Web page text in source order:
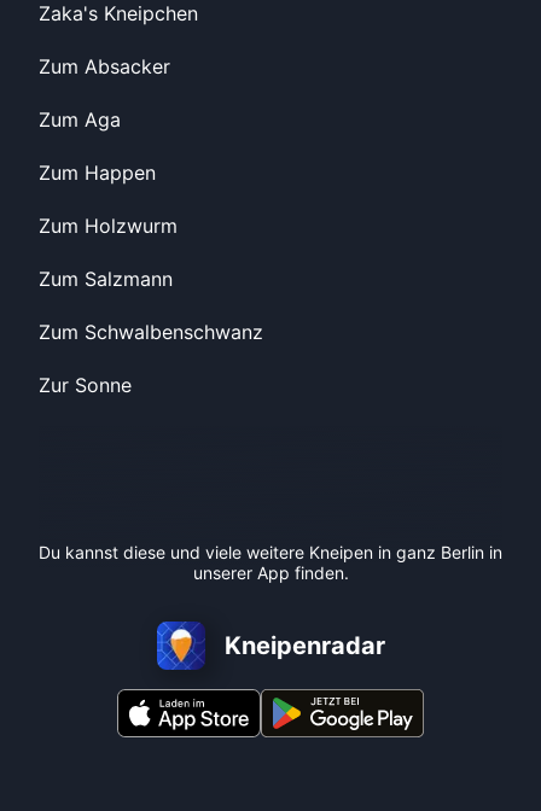
Zaka's Kneipchen
Zum Absacker
Zum Aga
Zum Happen
Zum Holzwurm
Zum Salzmann
Zum Schwalbenschwanz
Zur Sonne
Du kannst diese und viele weitere Kneipen in ganz Berlin in
unserer App finden.
Kneipenradar